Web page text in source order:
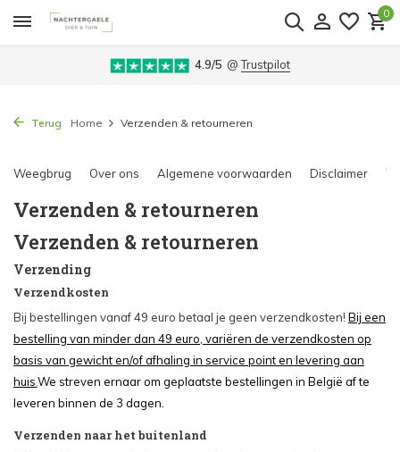
0
4.9/5 @Trustpilot
Terug Home Verzenden & retourneren
Weegbrug Over ons Algemene voorwaarden Disclaimer
Verzenden & retourneren
Verzenden & retourneren
Verzending
Verzendkosten
Bij bestellingen vanaf 49 euro betaal je geen verzendkosten! Bij een
bestelling van minder dan 49 euro, variëren de verzendkosten op
basis van gewicht en/of afhaling in service point en levering aan
huisWe streven ernaar om geplaatste bestellingen in België af te
leveren binnen de 3 dagen.
Verzenden naar het buitenland